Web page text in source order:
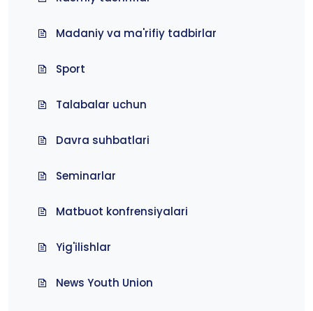
Madaniy va ma'rifiy tadbirlar
Sport
Talabalar uchun
Davra suhbatlari
Seminarlar
Matbuot konfrensiyalari
Yig'ilishlar
News Youth Union